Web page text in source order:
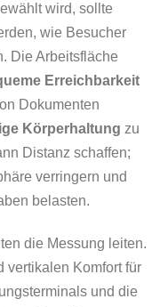
wird, sollte
wie Besucher
Die Arbeitsfläche
Erreichbarkeit
Dokumenten
Körperhaltung zu
Distanz schaffen;
verringern und
belasten.
die Messung leiten.
vertikalen Komfort für
und die